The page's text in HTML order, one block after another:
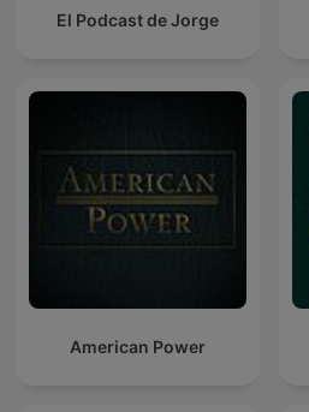
El Podcast de Jorge
American Power